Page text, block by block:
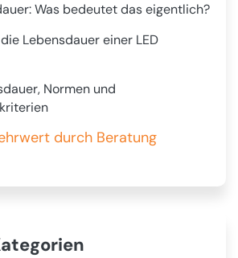
Was bedeutet das eigentlich?
Lebensdauer einer LED
Normen und
durch Beratung